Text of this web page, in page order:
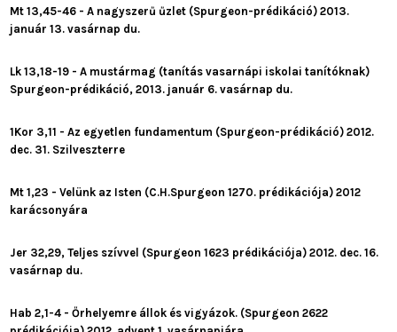
Mt 13,45-46 - A nagyszerű űzlet (Spurgeon-prédikáció) 2013.
január 13. vasárnap du.
Lk 13,18-19 - A mustármag (tanítás vasarnápi iskolai tanítóknak)
Spurgeon-prédikáció, 2013. január 6. vasárnap du.
1Kor 3,11 - Az egyetlen fundamentum (Spurgeon-prédikáció) 2012.
dec. 31. Szilveszterre
Mt 1,23 - Velünk az Isten (C.H.Spurgeon 1270. prédikációja) 2012
karácsonyára
Jer 32,29, Teljes szívvel (Spurgeon 1623 prédikációja) 2012. dec. 16.
vasárnap du.
Hab 2,1-4 - Őrhelyemre állok és vigyázok. (Spurgeon 2622